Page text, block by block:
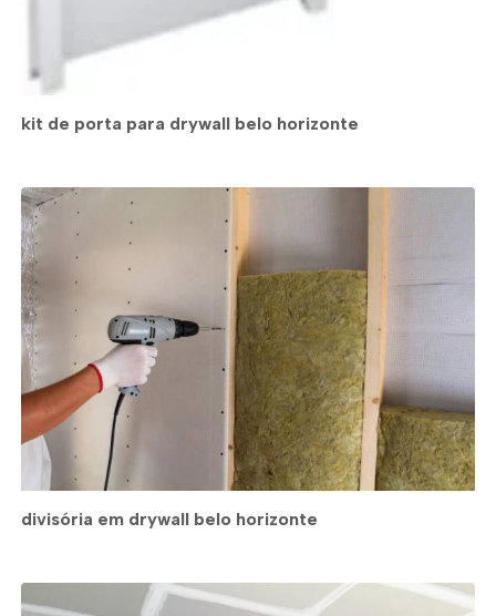
kit de porta para drywall belo horizonte
divisória em drywall belo horizonte